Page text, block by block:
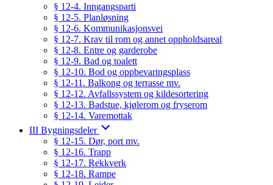
§ 12-4. Inngangsparti
§ 12-5. Planløsning
§ 12-6. Kommunikasjonsvei
§ 12-7. Krav til rom og annet oppholdsareal
§ 12-8. Entre og garderobe
§ 12-9. Bad og toalett
§ 12-10. Bod og oppbevaringsplass
§ 12-11. Balkong og terrasse mv.
§ 12-12. Avfallssystem og kildesortering
§ 12-13. Badstue, kjølerom og fryserom
§ 12-14. Varemottak
III Bygningsdeler
§ 12-15. Dør, port mv.
§ 12-16. Trapp
§ 12-17. Rekkverk
§ 12-18. Rampe